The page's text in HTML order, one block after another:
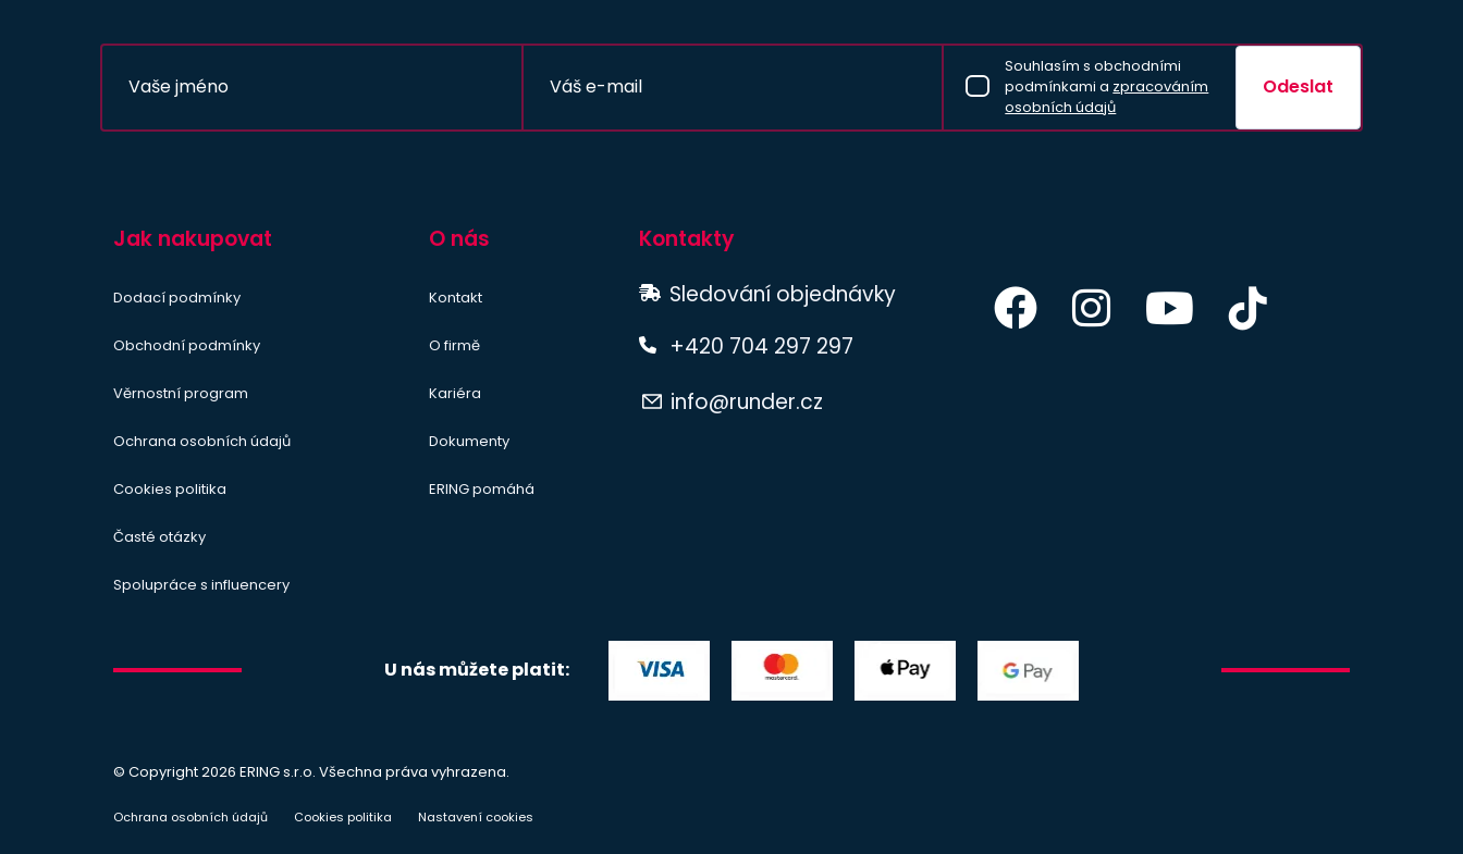
Souhlasím s obchodními
podmínkami a zpracováním
osobních údajů
Odeslat
Jak nakupovat
Dodací podmínky
Obchodní podmínky
Věrnostní program
Ochrana osobních údajů
Cookies politika
Časté otázky
Spolupráce s influencery
O nás
Kontakt
O firmě
Kariéra
Dokumenty
ERING pomáhá
Kontakty
Sledování objednávky
+420 704 297 297
info@runder.cz
U nás můžete platit:
© Copyright 2026 ERING s.r.o. Všechna práva vyhrazena.
Ochrana osobních údajů Cookies politika Nastavení cookies